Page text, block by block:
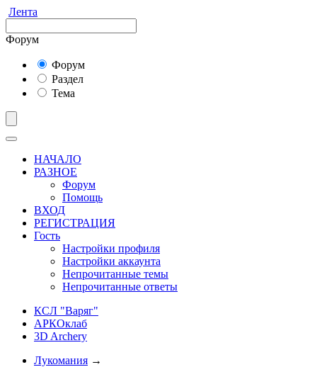
Лента
Форум
Форум
Раздел
Тема
НАЧАЛО
РАЗНОЕ
Форум
Помощь
ВХОД
РЕГИСТРАЦИЯ
Гость
Настройки профиля
Настройки аккаунта
Непрочитанные темы
Непрочитанные ответы
КСЛ "Варяг"
АРКОклаб
3D Archery
Лукомания →